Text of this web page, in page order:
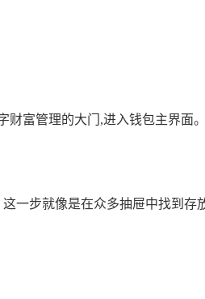
富管理的大门,进入钱包主界面。
一步就像是在众多抽屉中找到存